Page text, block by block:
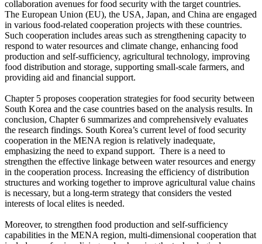
collaboration avenues for food security with the target countries.
The European Union (EU), the USA, Japan, and China are engaged
in various food-related cooperation projects with these countries.
Such cooperation includes areas such as strengthening capacity to
respond to water resources and climate change, enhancing food
production and self-sufficiency, agricultural technology, improving
food distribution and storage, supporting small-scale farmers, and
providing aid and financial support.
Chapter 5 proposes cooperation strategies for food security between
South Korea and the case countries based on the analysis results. In
conclusion, Chapter 6 summarizes and comprehensively evaluates
the research findings. South Korea’s current level of food security
cooperation in the MENA region is relatively inadequate,
emphasizing the need to expand support. There is a need to
strengthen the effective linkage between water resources and energy
in the cooperation process. Increasing the efficiency of distribution
structures and working together to improve agricultural value chains
is necessary, but a long-term strategy that considers the vested
interests of local elites is needed.
Moreover, to strengthen food production and self-sufficiency
capabilities in the MENA region, multi-dimensional cooperation that